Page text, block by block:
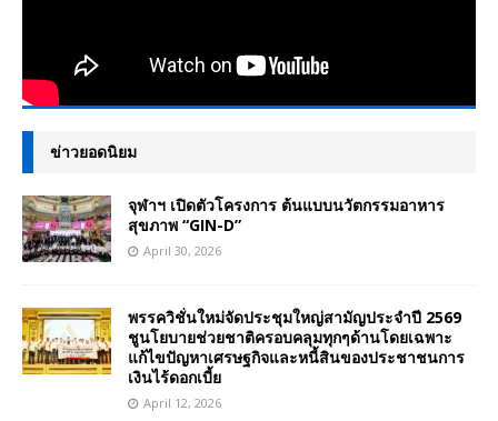
ข่าวยอดนิยม
จุฬาฯ เปิดตัวโครงการ ต้นแบบนวัตกรรมอาหาร
สุขภาพ “GIN-D”
April 30, 2026
พรรควิชั่นใหม่จัดประชุมใหญ่สามัญประจำปี 2569
ชูนโยบายช่วยชาติครอบคลุมทุกๆด้านโดยเฉพาะ
แก้ไขปัญหาเศรษฐกิจและหนี้สินของประชาชนการ
เงินไร้ดอกเบี้ย
April 12, 2026